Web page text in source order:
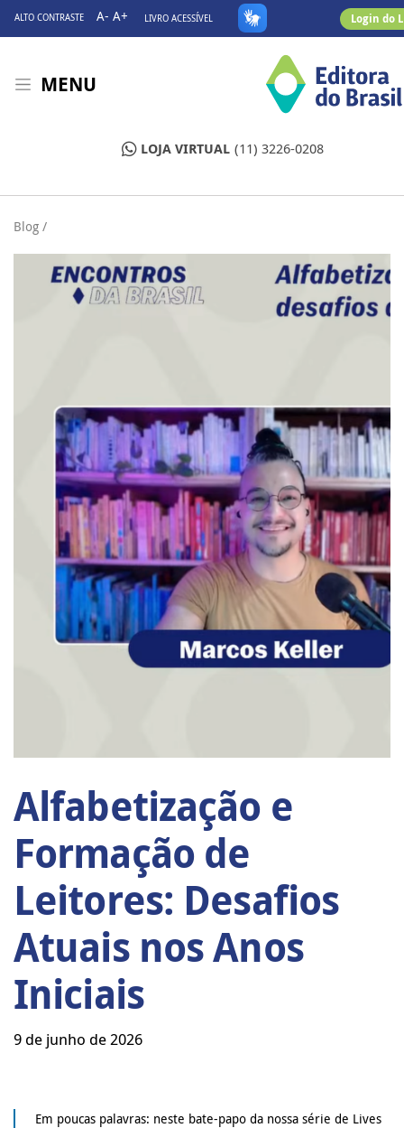
ALTO CONTRASTE A- A+ LIVRO ACESSÍVEL Login do
MENU
LOJA VIRTUAL (11) 3226-0208
Blog /
Alfabetização e
Formação de
Leitores: Desafios
Atuais nos Anos
Iniciais
9 de junho de 2026
Em poucas palavras: neste bate-papo da nossa série de Lives